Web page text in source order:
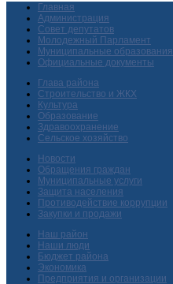
Главная
Администрация
Совет депутатов
Молодежный Парламент
Муниципальные образования
Официальные документы
Глава района
Строительство и ЖКХ
Культура
Образование
Здравоохранение
Сельское хозяйство
Новости
Обращения граждан
Муниципальные услуги
Защита населения
Противодействие коррупции
Закупки и продажи
Наш район
Наши люди
Бюджет района
Экономика
Предприятия и организации